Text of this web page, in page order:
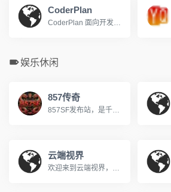
CoderPlan
CoderPlan 面向开发者提供 Claude Code/Codex 中转、Gemini CLI 中转站和第三方 API 接入，按真实调用扣费，API 使用额度、tokens、缓存复用和费用明细都能核对。
娱乐休闲
857传奇
857SF发布站，是千万传奇老玩家公认的优质私服导航平台。每日全网严选，实时更新数十组优质新开传奇私服，从1.76复古怀旧到微变、轻变、中变、超变，从金币版到合击版，全版本覆盖，满足不同玩家的偏好，每日第一手传奇资讯，助您快人一步抢占新服资源，重燃热血兄弟情！
云端视界
欢迎来到云端视界，您的私人免费在线影院。我们提供海量高清电影、电视剧、综艺、动漫及短剧资源，全部支持免费在线观看。在云端视界，享受无广告、高清流畅的极致观影体验，每日同步更新，是您网络追剧的不二之选。